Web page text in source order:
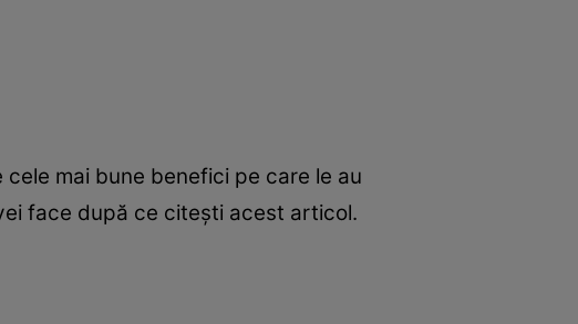
mai bune benefici pe care le au
face după ce citeşti acest articol.